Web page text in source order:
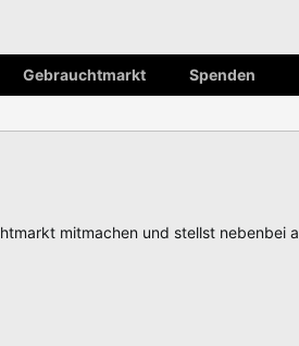
Gebrauchtmarkt Spenden
mitmachen und stellst nebenbei